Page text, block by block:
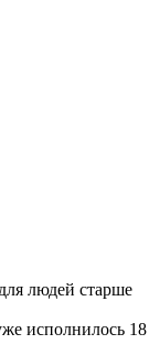
людей старше
исполнилось 18